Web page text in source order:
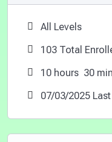
All Levels
103 Total
10 hours 30
07/03/2025